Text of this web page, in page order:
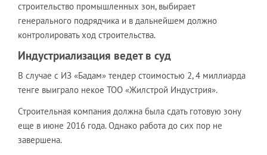
строительство промышленных зон, выбирает
генерального подрядчика и в дальнейшем должно
контролировать ход строительства.
Индустриализация ведет в суд
В случае с ИЗ «Бадам» тендер стоимостью 2, 4 миллиарда
тенге выиграло некое ТОО «Жилстрой Индустрия».
Строительная компания должна была сдать готовую зону
еще в июне 2016 года. Однако работа до сих пор не
завершена.